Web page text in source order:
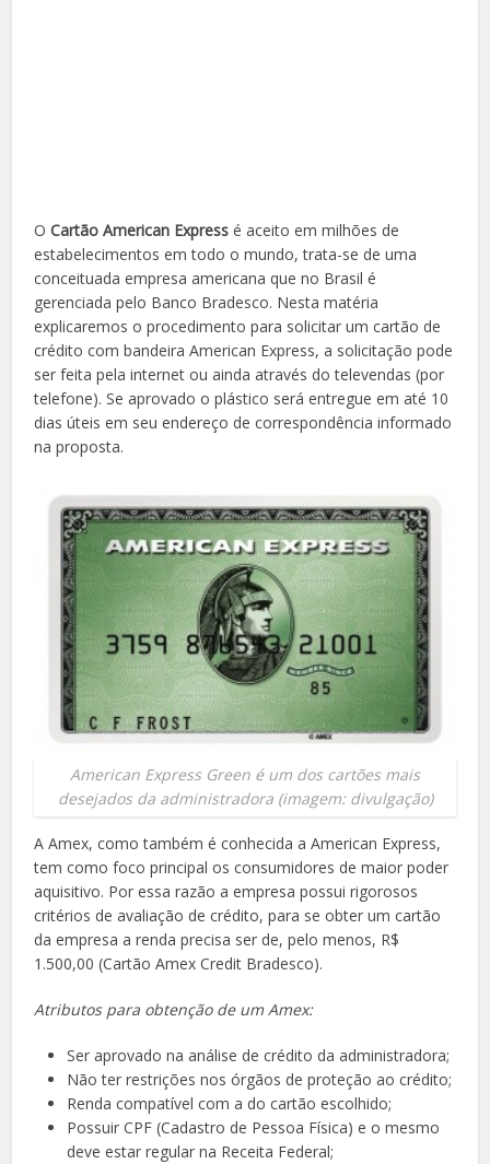
OCartão American Express é aceito em milhões de
estabelecimentos em todo o mundo, trata-se de uma
conceituada empresa americana que no Brasil é
gerenciada pelo Banco Bradesco. Nesta matéria
explicaremos o procedimento para solicitar um cartão de
crédito com bandeira American Express, a solicitação pode
ser feita pela internet ou ainda através do televendas (por
telefone). Se aprovado o plástico será entregue em até 10
dias úteis em seu endereço de correspondência informado
na proposta.
American Express Green é um dos cartões mais
desejados da administradora (imagem: divulgação)
A Amex, como também é conhecida a American Express,
tem como foco principal os consumidores de maior poder
aquisitivo. Por essa razão a empresa possui rigorosos
critérios de avaliação de crédito, para se obter um cartão
da empresa a renda precisa ser de, pelo menos, R$
1.500,00 (Cartão Amex Credit Bradesco).
Atributos para obtenção de um Amex:
Ser aprovado na análise de crédito da administradora;
Não ter restrições nos órgãos de proteção ao crédito;
Renda compatível com a do cartão escolhido;
Possuir CPF (Cadastro de Pessoa Física) e o mesmo
deve estar regular na Receita Federal;